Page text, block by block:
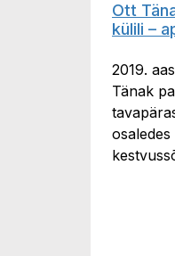
Ott
külili –
2019.
Tänak